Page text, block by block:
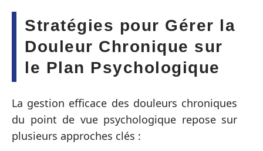
Stratégies pour Gérer la
Douleur Chronique sur
le Plan Psychologique
La gestion efficace des douleurs chroniques
du point de vue psychologique repose sur
plusieurs approches clés :